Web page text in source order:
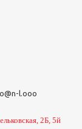
l.ooo
2Б, 5й